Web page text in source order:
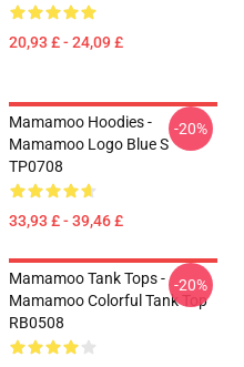
20,93 £ - 24,09 £
Mamamoo Hoodies -
Mamamoo Logo Blue S
TP0708
33,93 £ - 39,46 £
-20%
Mamamoo Tank Tops -
Mamamoo Colorful Tank Top
RB0508
-20%